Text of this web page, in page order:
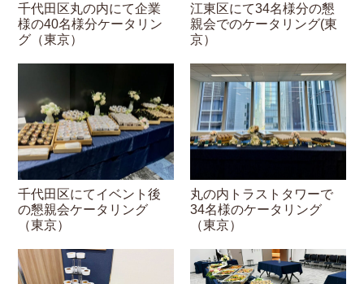
千代田区丸の内にて企業
様の40名様分ケータリン
グ（東京）
江東区にて34名様分の懇
親会でのケータリング(東
京）
千代田区にてイベント後
の懇親会ケータリング
（東京）
丸の内トラストタワーで
34名様のケータリング
（東京）